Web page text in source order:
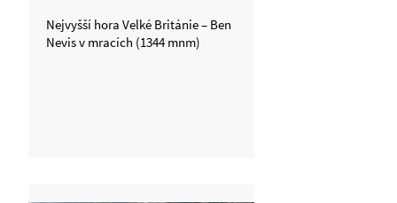
Nejvyšší hora Velké Británie – Ben
Nevis v mracích (1344 mnm)